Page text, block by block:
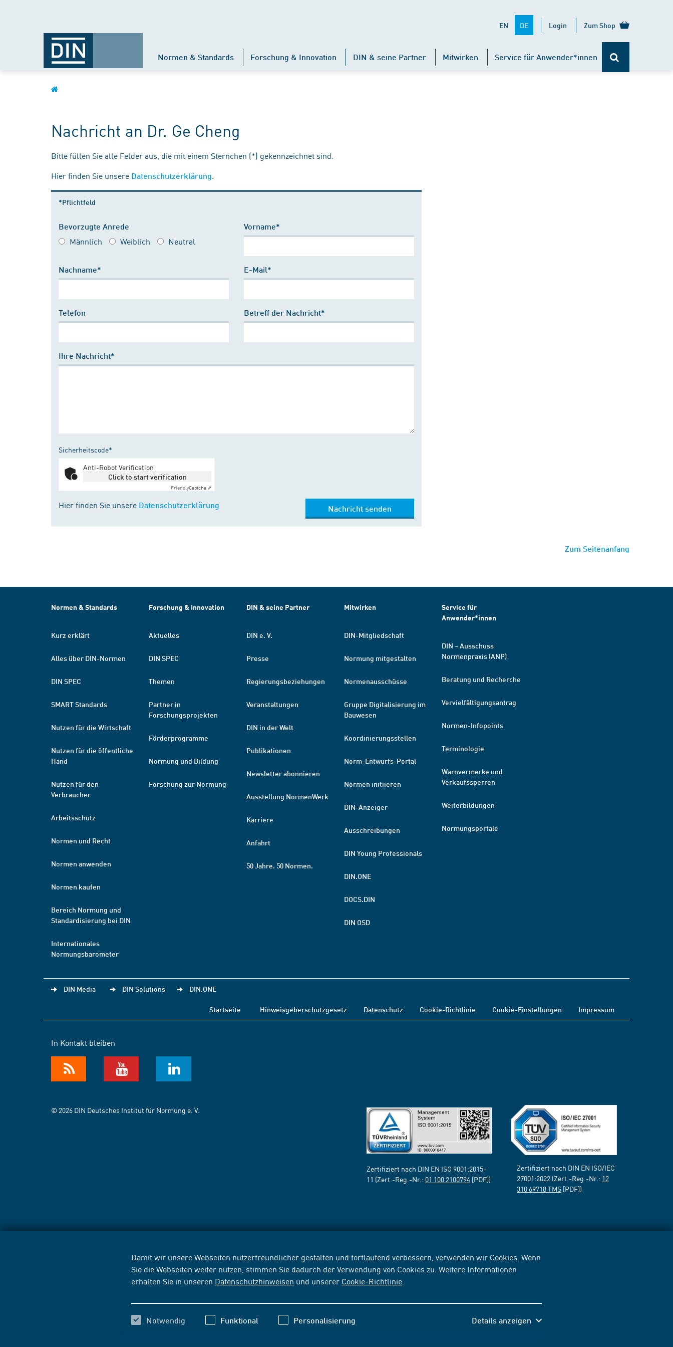
Damit wir unsere Webseiten nutzerfreundlicher gestalten und fortlaufend verbessern, verwenden wir Cookies. Wenn
Sie die Webseiten weiter nutzen, stimmen Sie dadurch der Verwendung von Cookies zu. Weitere Informationen
erhalten Sie in unseren Datenschutzhinweisen und unserer Cookie-Richtlinie
Notwendig Funktional Personalisierung Details anzeigen
EN DE Login Zum Shop
Normen & Standards Forschung & Innovation DIN & seine Partner Mitwirken Service für Anwender*innen
Nachricht an Dr. Ge Cheng
Bitte füllen Sie alle Felder aus, die mit einem Sternchen (*) gekennzeichnet sind.
Hier finden Sie unsere Datenschutzerklärung
*Pflichtfeld
Bevorzugte Anrede
Männlich Weiblich Neutral
Vorname*
Nachname* E-Mail*
Telefon Betreff der Nachricht*
Ihre Nachricht*
Sicherheitscode*
Anti-Robot Verification
Click to start verification
FriendlyCaptcha ⇗
Hier finden Sie unsere Datenschutzerklärung Nachricht senden
Zum Seitenanfang
Normen & Standards
Kurz erklärt
Alles über DIN-Normen
DIN SPEC
SMART Standards
Nutzen für die Wirtschaft
Nutzen für die öffentliche
Hand
Nutzen für den
Verbraucher
Arbeitsschutz
Normen und Recht
Normen anwenden
Normen kaufen
Bereich Normung und
Standardisierung bei DIN
Internationales
Normungsbarometer
Forschung & Innovation
Aktuelles
DIN SPEC
Themen
Partner in
Forschungsprojekten
Förderprogramme
Normung und Bildung
Forschung zur Normung
DIN & seine Partner
DIN e. V.
Presse
Regierungsbeziehungen
Veranstaltungen
DIN in der Welt
Publikationen
Newsletter abonnieren
Ausstellung NormenWerk
Karriere
Anfahrt
50 Jahre. 50 Normen.
Mitwirken
DIN-Mitgliedschaft
Normung mitgestalten
Normenausschüsse
Gruppe Digitalisierung im
Bauwesen
Koordinierungsstellen
Norm-Entwurfs-Portal
Normen initiieren
DIN-Anzeiger
Ausschreibungen
DIN Young Professionals
DIN.ONE
DOCS.DIN
DIN OSD
Service für
Anwender*innen
DIN – Ausschuss
Normenpraxis (ANP)
Beratung und Recherche
Vervielfältigungsantrag
Normen-Infopoints
Terminologie
Warnvermerke und
Verkaufssperren
Weiterbildungen
Normungsportale
DIN Media DIN Solutions DIN.ONE
Startseite Hinweisgeberschutzgesetz Datenschutz Cookie-Richtlinie Cookie-Einstellungen Impressum
In Kontakt bleiben
© 2026 DIN Deutsches Institut für Normung e. V.
Zertifiziert nach DIN EN ISO 9001:2015-
11 (Zert.-Reg.-Nr.: 01 100 2100794 [PDF])
Zertifiziert nach DIN EN ISO/IEC
27001:2022 (Zert.-Reg.-Nr.: 12
310 69718 TMS [PDF])